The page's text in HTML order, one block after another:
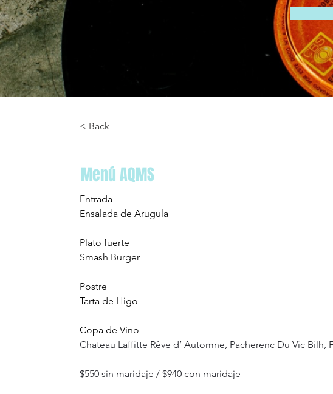
< Back
Menú AQMS
Entrada
Ensalada de Arugula
Plato fuerte
Smash Burger
Postre
Tarta de Higo
Copa de Vino
Chateau Laffitte Rêve d’ Automne, Pacherenc Du Vic Bilh,
$550 sin maridaje / $940 con maridaje